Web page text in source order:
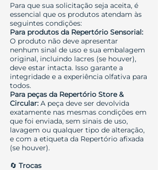
Para que sua solicitação seja aceita, é
essencial que os produtos atendam às
seguintes condições:
Para produtos da Repertório Sensorial:
O produto não deve apresentar
nenhum sinal de uso e sua embalagem
original, incluindo lacres (se houver),
deve estar intacta. Isso garante a
integridade e a experiência olfativa para
todos.
Para peças da Repertório Store &
Circular: A peça deve ser devolvida
exatamente nas mesmas condições em
que foi enviada, sem sinais de uso,
lavagem ou qualquer tipo de alteração,
e com a etiqueta da Repertório afixada
(se houver).
🔄 Trocas